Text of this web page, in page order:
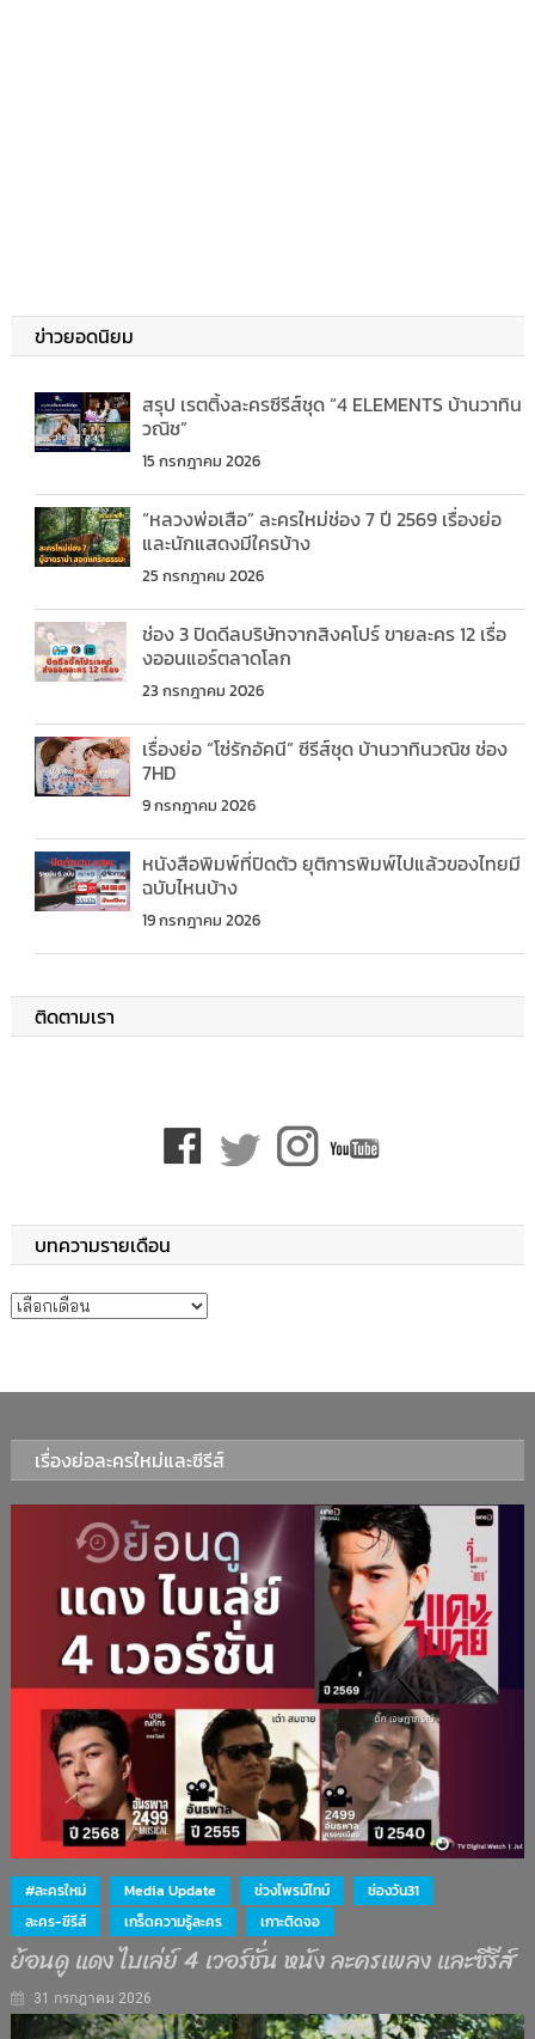
ข่าวยอดนิยม
สรุป เรตติ้งละครซีรีส์ชุด “4 ELEMENTS บ้านวาทิน
วณิช”
15 กรกฎาคม 2026
“หลวงพ่อเสือ” ละครใหม่ช่อง 7 ปี 2569 เรื่องย่อ
และนักแสดงมีใครบ้าง
25 กรกฎาคม 2026
ช่อง 3 ปิดดีลบริษัทจากสิงคโปร์ ขายละคร 12 เรื่อ
งออนแอร์ตลาดโลก
23 กรกฎาคม 2026
เรื่องย่อ “โซ่รักอัคนี” ซีรีส์ชุด บ้านวาทินวณิช ช่อง
7HD
9 กรกฎาคม 2026
หนังสือพิมพ์ที่ปิดตัว ยุติการพิมพ์ไปแล้วของไทยมี
ฉบับไหนบ้าง
19 กรกฎาคม 2026
ติดตามเรา
บทความรายเดือน
บทความรายเดือน
เรื่องย่อละครใหม่และซีรีส์
#ละครใหม่ Media Update ช่วงไพรม์ไทม์
ช่องวัน31
ละคร-ซีรีส์
เกร็ดความรู้ละคร เกาะติดจอ
ย้อนดู แดง ไบเล่ย์ 4 เวอร์ชั่น หนัง ละครเพลง และซีรีส์
31 กรกฎาคม 2026